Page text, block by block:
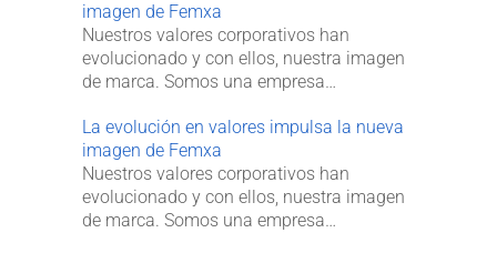
imagen de Femxa
Nuestros valores corporativos han
evolucionado y con ellos, nuestra imagen
de marca. Somos una empresa…
La evolución en valores impulsa la nueva
imagen de Femxa
Nuestros valores corporativos han
evolucionado y con ellos, nuestra imagen
de marca. Somos una empresa…